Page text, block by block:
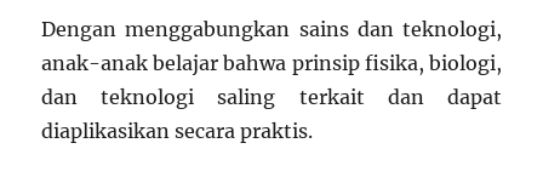
Dengan menggabungkan sains dan teknologi,
anak-anak belajar bahwa prinsip fisika, biologi,
dan teknologi saling terkait dan dapat
diaplikasikan secara praktis.